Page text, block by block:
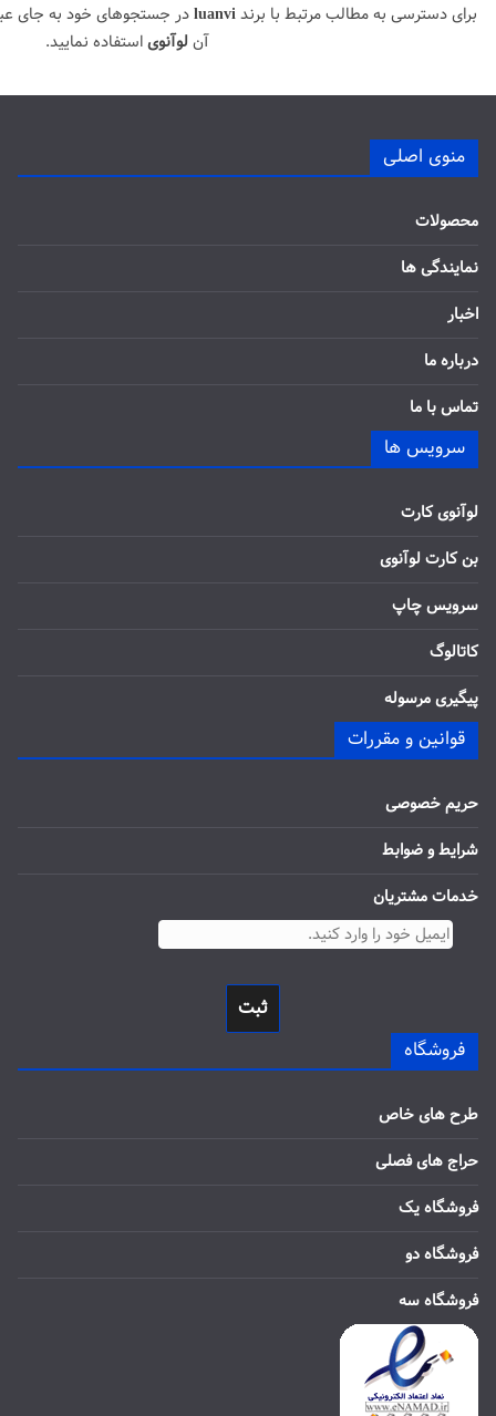
برای دسترسی به مطالب مرتبط با برندluanviدر جستجوهای خود به جای
آن لوآنویاستفاده نمایید.
منوی اصلی
محصولات
نمایندگی ها
اخبار
درباره ما
تماس با ما
سرویس ها
لوآنوی کارت
بن کارت لوآنوی
سرویس چاپ
کاتالوگ
پیگیری مرسوله
قوانین و مقررات
حریم خصوصی
شرایط و ضوابط
خدمات مشتریان
ثبت
فروشگاه
طرح های خاص
حراج های فصلی
فروشگاه یک
فروشگاه دو
فروشگاه سه